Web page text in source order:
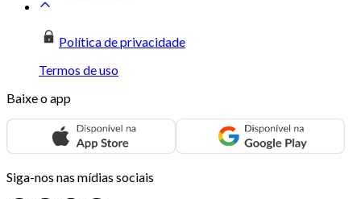
Política de privacidade
Termos de uso
Baixe o app
Siga-nos nas mídias sociais